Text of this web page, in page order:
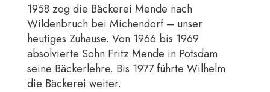
1958 zog die Bäckerei Mende nach
Wildenbruch bei Michendorf – unser
heutiges Zuhause. Von 1966 bis 1969
absolvierte Sohn Fritz Mende in Potsdam
seine Bäckerlehre. Bis 1977 führte Wilhelm
die Bäckerei weiter.